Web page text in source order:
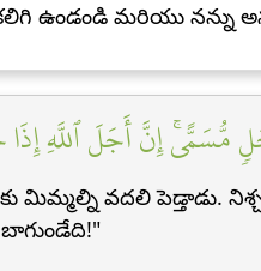
ఉండండి మరియు నన్ను
إِنَّ أَجَلَ ٱللَّهِ إِذَا
వదలి పెడ్తాడు.